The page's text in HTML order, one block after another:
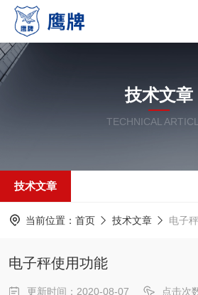
技术文章
TECHNICAL
技术文章
当前位置： 首页 技术文章 电子
电子秤使用功能
更新时间：2020-08-07 点击次